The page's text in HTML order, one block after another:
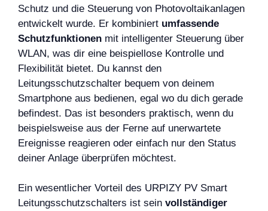
Schutz und die Steuerung von Photovoltaikanlagen
entwickelt wurde. Er kombiniert umfassende
Schutzfunktionen mit intelligenter Steuerung über
WLAN, was dir eine beispiellose Kontrolle und
Flexibilität bietet. Du kannst den
Leitungsschutzschalter bequem von deinem
Smartphone aus bedienen, egal wo du dich gerade
befindest. Das ist besonders praktisch, wenn du
beispielsweise aus der Ferne auf unerwartete
Ereignisse reagieren oder einfach nur den Status
deiner Anlage überprüfen möchtest.
Ein wesentlicher Vorteil des URPIZY PV Smart
Leitungsschutzschalters ist sein vollständiger